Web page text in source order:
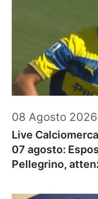
08 Agosto 2026
Live
07 agosto:
Pellegrino,